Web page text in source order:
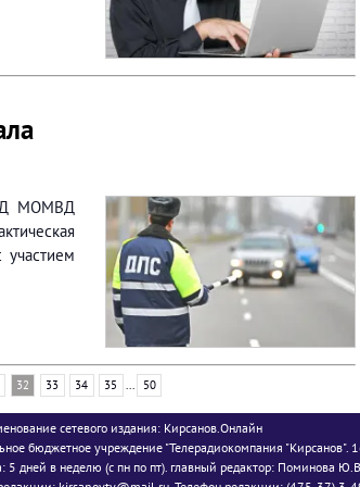
МОМВД
участием
32 33 34 35 ... 50
сетевого издания: Кирсанов.Онлайн
бюджетное учреждение "Телерадиокомпания "Кирсанов".
5 дней в неделю (с пн по пт). главный редактор: Поминова Ю.В.